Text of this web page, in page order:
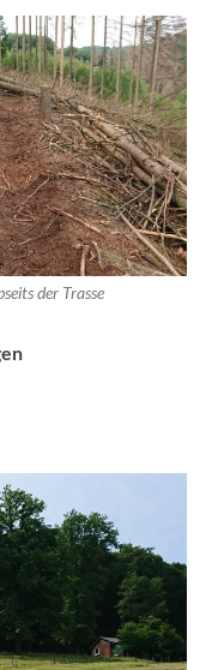
der Trasse